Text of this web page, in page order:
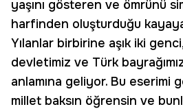
yaşını gösteren ve ömrünü
harfinden oluşturduğu
Yılanlar birbirine aşık iki
devletimiz ve Türk
anlamına geliyor. Bu eserimi
millet baksın öğrensin ve